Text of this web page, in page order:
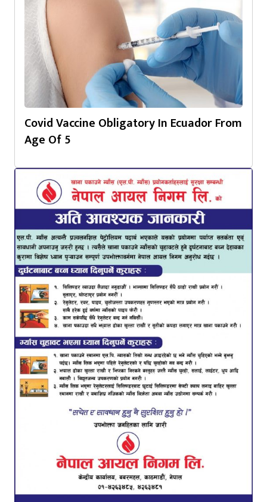
Covid Vaccine Obligatory In Ecuador From
Age Of 5